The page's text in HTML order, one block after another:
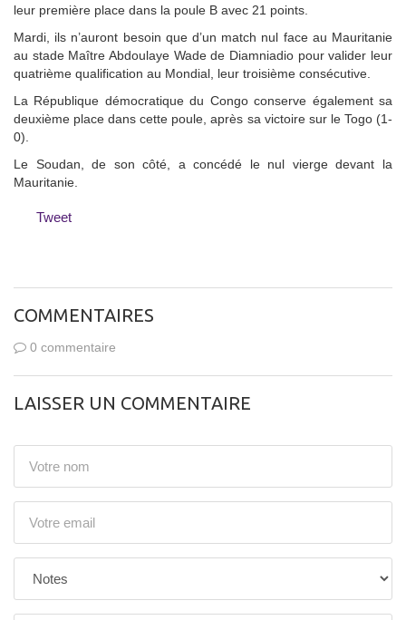
leur première place dans la poule B avec 21 points.
Mardi, ils n’auront besoin que d’un match nul face au Mauritanie
au stade Maître Abdoulaye Wade de Diamniadio pour valider leur
quatrième qualification au Mondial, leur troisième consécutive.
La République démocratique du Congo conserve également sa
deuxième place dans cette poule, après sa victoire sur le Togo (1-
0).
Le Soudan, de son côté, a concédé le nul vierge devant la
Mauritanie.
Tweet
COMMENTAIRES
0 commentaire
LAISSER UN COMMENTAIRE